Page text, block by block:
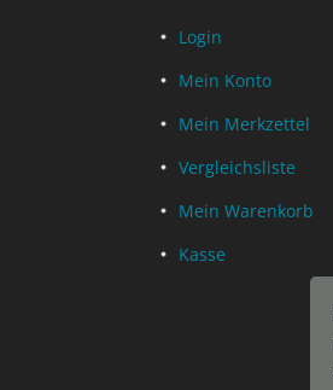
Login
Mein Konto
Mein Merkzettel
Vergleichsliste
Mein Warenkorb
Kasse